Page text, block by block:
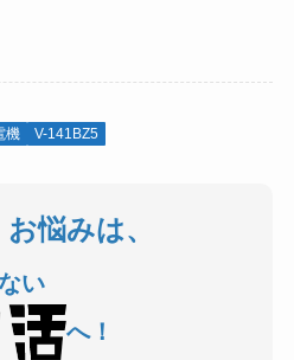
機 V-141BZ5
悩みは、
い
へ！